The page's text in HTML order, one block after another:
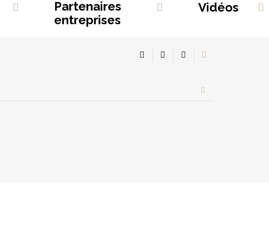
Partenaires
entreprises
Vidéos